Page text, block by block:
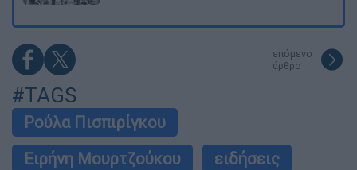
επόμενο
άρθρο
#TAGS
Ρούλα Πισπιρίγκου
Ειρήνη Μουρτζούκου
ειδήσεις